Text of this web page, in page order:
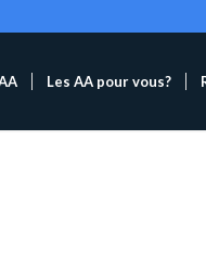
Les AA pour vous?